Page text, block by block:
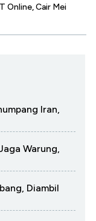
Online, Cair Mei
Iran,
Warung,
Diambil